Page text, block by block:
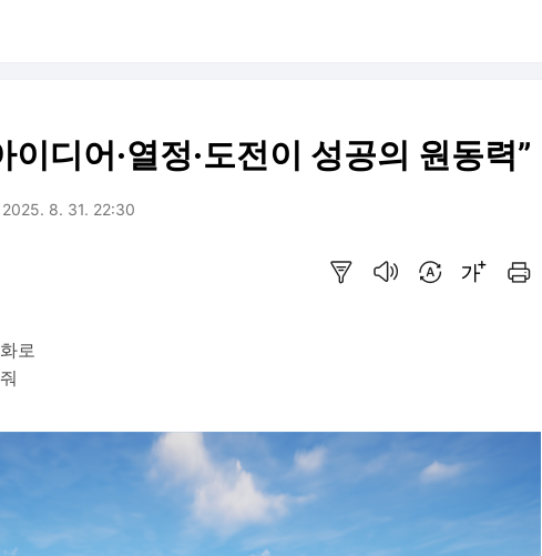
이디어·열정·도전이 성공의 원동력”
2025. 8. 31. 22:30
로